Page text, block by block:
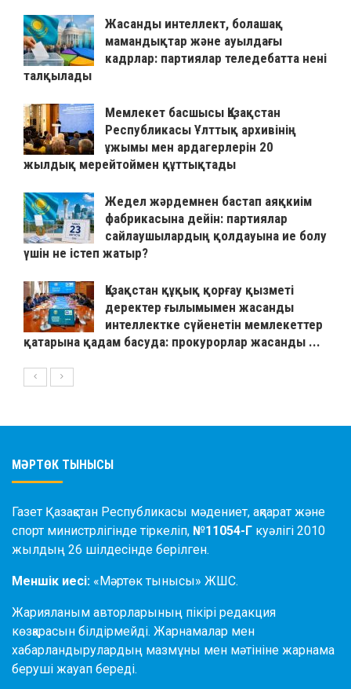
Жасанды интеллект, болашақ
мамандықтар және ауылдағы
кадрлар: партиялар теледебатта нені
талқылады
Мемлекет басшысы Қазақстан
Республикасы Ұлттық архивінің
ұжымы мен ардагерлерін 20
жылдық мерейтоймен құттықтады
Жедел жәрдемнен бастап аяқкиім
фабрикасына дейін: партиялар
сайлаушылардың қолдауына ие болу
үшін не істеп жатыр?
Қазақстан құқық қорғау қызметі
деректер ғылымымен жасанды
интеллектке сүйенетін мемлекеттер
қатарына қадам басуда: прокурорлар жасанды ...
МӘРТӨК ТЫНЫСЫ
Газет Қазақстан Республикасы мәдениет, ақпарат және
спорт министрлігінде тіркеліп, №11054-Г куәлігі 2010
жылдың 26 шілдесінде берілген.
Меншік иесі: «Мәртөк тынысы» ЖШС.
Жарияланым авторларының пікірі редакция
көзқарасын білдірмейді. Жарнамалар мен
хабарландырулардың мазмұны мен мәтініне жарнама
беруші жауап береді.